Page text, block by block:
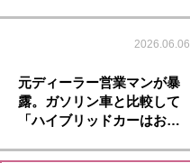
2026.06.06
元ディーラー営業マンが暴
露。ガソリン車と比較して
「ハイブリッドカーはお…